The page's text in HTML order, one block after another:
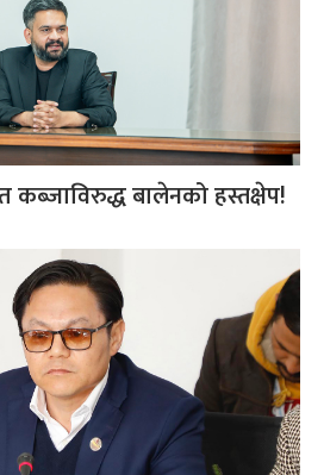
कब्जाविरुद्ध बालेनको हस्तक्षेप!